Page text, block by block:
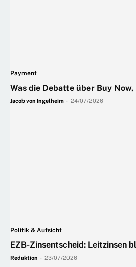
Payment
Was die Debatte über Buy
Jacob von Ingelheim 24/07/2026
Politik & Aufsicht
EZB-Zinsentscheid: Leitzinsen
Redaktion 23/07/2026